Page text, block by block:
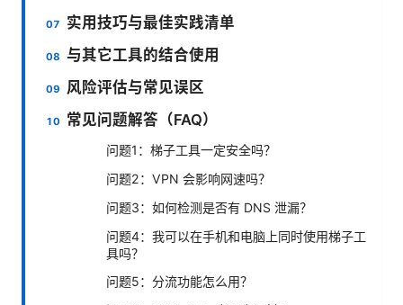
实用技巧与最佳实践清单
与其它工具的结合使用
风险评估与常见误区
常见问题解答（FAQ）
问题1：梯子工具一定安全吗？
问题2：VPN 会影响网速吗？
问题3：如何检测是否有 DNS 泄漏？
问题4：我可以在手机和电脑上同时使用梯子工
具吗？
问题5：分流功能怎么用？